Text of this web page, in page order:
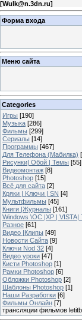
[Wulk@n.3dn.ru]
Форма входа
Меню сайта
Categories
Игры [190]
Музыка [286]
Фильмы [299]
Сериалы [14]
Программы [467]
Для Телефона (Мабилка)
Рисунки| Обой | Темы [55]
Видеомонтаж [8]
Photoshop [15]
Всё для сайта [2]
Кряки | Kлючи | SN [4]
Мультфильмы [45]
Книги |Журналы [161]
Windows \OC |XP | VISTA|
Разное [61]
Видео |Клипы [49]
Новости Сайта [9]
Ключи Nod 32 [4]
Видео уроки [47]
Кисти Photoshop [1]
Рамки Photoshop [6]
Обложки Photoshop [2]
Шаблоны Photoshop [1]
Наши Разработки [6]
Фильмы Онлайн [7]
трансляции фильмов